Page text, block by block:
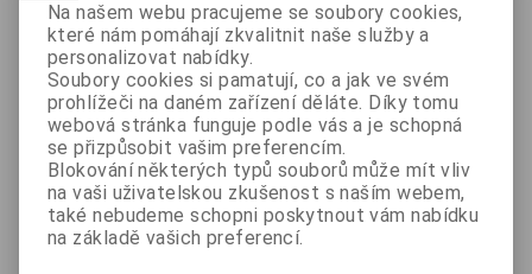
ZEBEX nastavitelný stojan pro
snímač Z-6010
Výrobce: Zebex
Katalogové číslo:
ZBXST36010B
Záruka (měsíců): 24 Dostupnost:
skladem
Nastavitelný stojan pro snímač čárového kódu
Zebex Z-6010. Jen stojan.
Vaše cena bez DPH:
Na našem webu pracujeme se soubory cookies,
které nám pomáhají zkvalitnit naše služby a
personalizovat nabídky.
Soubory cookies si pamatují, co a jak ve svém
prohlížeči na daném zařízení děláte. Díky tomu
webová stránka funguje podle vás a je schopná
se přizpůsobit vašim preferencím.
Blokování některých typů souborů může mít vliv
na vaši uživatelskou zkušenost s naším webem,
také nebudeme schopni poskytnout vám nabídku
na základě vašich preferencí.